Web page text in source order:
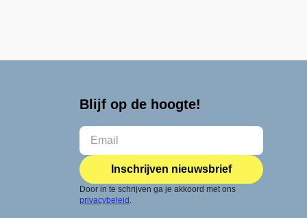
Blijf op de hoogte!
Inschrijven nieuwsbrief
Door in te schrijven ga je akkoord met ons
privacybeleid .